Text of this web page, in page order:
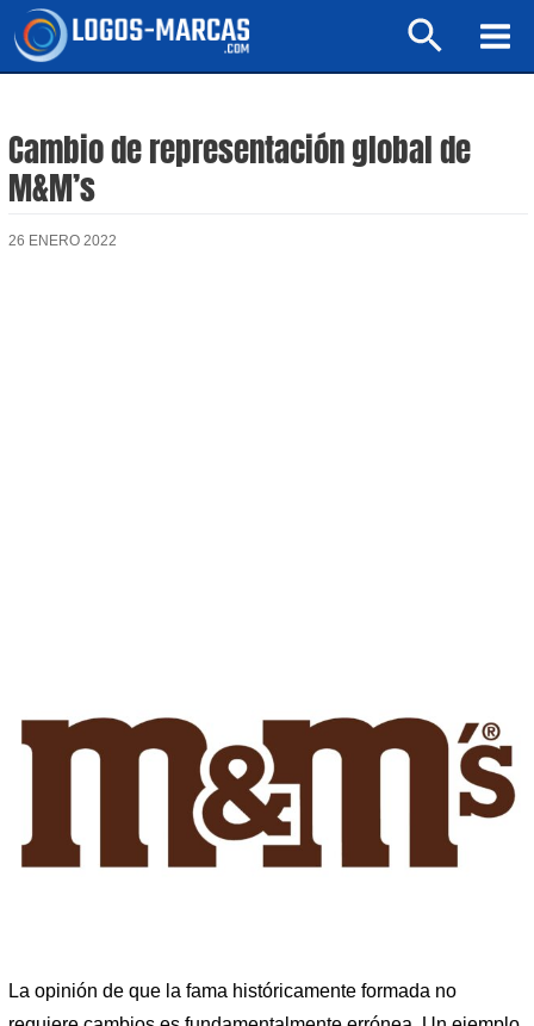
Buscar
Cambio de representación global de
M&M’s
26 ENERO 2022
La opinión de que la fama históricamente formada no